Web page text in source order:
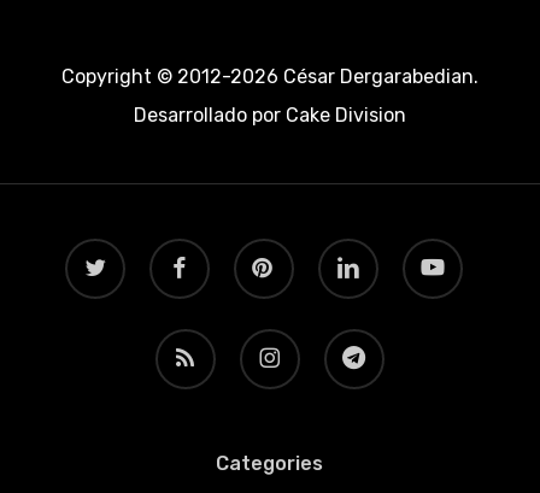
Copyright © 2012-2026 César Dergarabedian.
Desarrollado porCake Division
twitter facebook pinterest linkedin youtube
RSS instagram telegram
Categories